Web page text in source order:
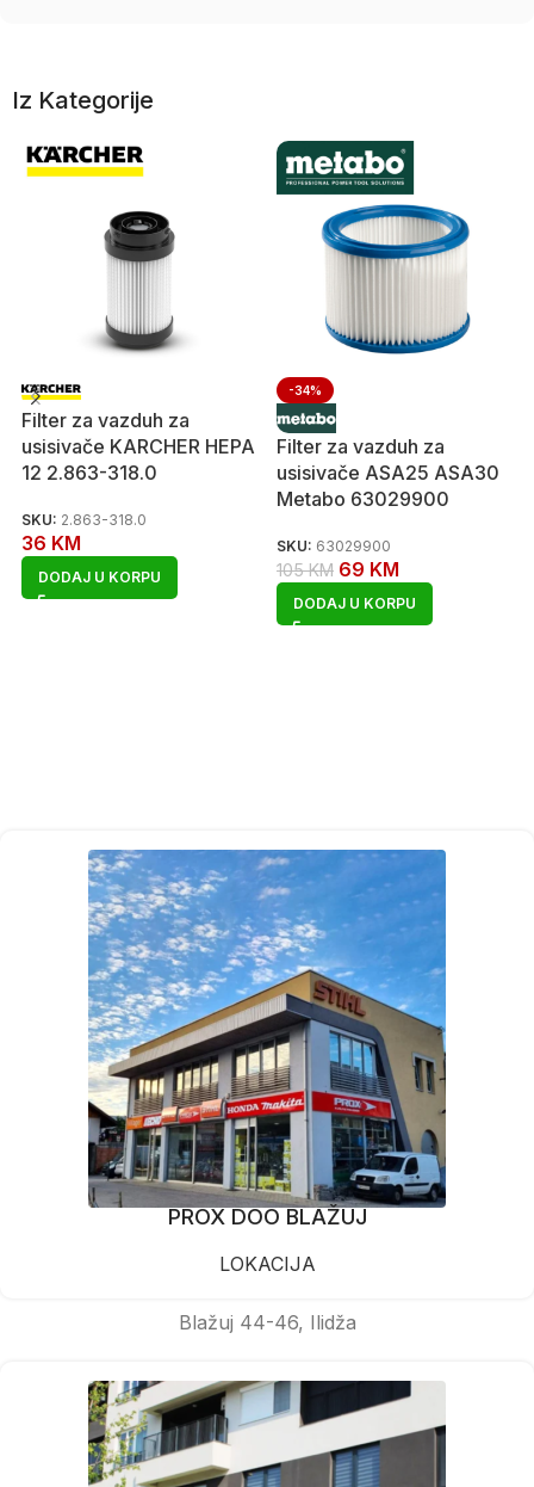
Iz Kategorije
Filter za vazduh za
usisivače KARCHER HEPA
12 2.863-318.0
SKU: 2.863-318.0
36 KM
DODAJ U KORPU
-34%
Filter za vazduh za
usisivače ASA25 ASA30
Metabo 63029900
SKU: 63029900
105KM 69 KM
DODAJ U KORPU
PROX DOO BLAŽUJ
LOKACIJA
Blažuj 44-46, Ilidža